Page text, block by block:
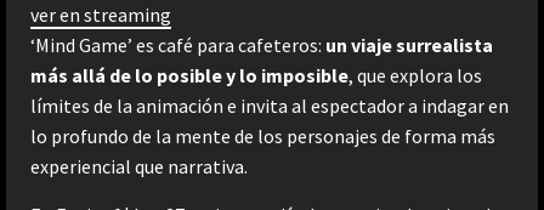
ver en streaming
‘Mind Game’ es café para cafeteros: un viaje surrealista
más allá de lo posible y lo imposible, que explora los
límites de la animación e invita al espectador a indagar en
lo profundo de la mente de los personajes de forma más
experiencial que narrativa.